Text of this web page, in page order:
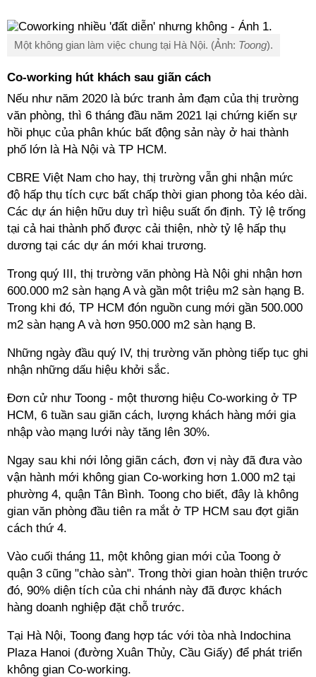
Một không gian làm việc chung tại Hà Nội. (Ảnh: Toong).
Co-working hút khách sau giãn cách
Nếu như năm 2020 là bức tranh ảm đạm của thị trường
văn phòng, thì 6 tháng đầu năm 2021 lại chứng kiến sự
hồi phục của phân khúc bất động sản này ở hai thành
phố lớn là Hà Nội và TP HCM.
CBRE Việt Nam cho hay, thị trường vẫn ghi nhận mức
độ hấp thụ tích cực bất chấp thời gian phong tỏa kéo dài.
Các dự án hiện hữu duy trì hiệu suất ổn định. Tỷ lệ trống
tại cả hai thành phố được cải thiện, nhờ tỷ lệ hấp thụ
dương tại các dự án mới khai trương.
Trong quý III, thị trường văn phòng Hà Nội ghi nhận hơn
600.000 m2 sàn hạng A và gần một triệu m2 sàn hạng B.
Trong khi đó, TP HCM đón nguồn cung mới gần 500.000
m2 sàn hạng A và hơn 950.000 m2 sàn hạng B.
Những ngày đầu quý IV, thị trường văn phòng tiếp tục ghi
nhận những dấu hiệu khởi sắc.
Đơn cử như Toong - một thương hiệu Co-working ở TP
HCM, 6 tuần sau giãn cách, lượng khách hàng mới gia
nhập vào mạng lưới này tăng lên 30%.
Ngay sau khi nới lỏng giãn cách, đơn vị này đã đưa vào
vận hành mới không gian Co-working hơn 1.000 m2 tại
phường 4, quận Tân Bình. Toong cho biết, đây là không
gian văn phòng đầu tiên ra mắt ở TP HCM sau đợt giãn
cách thứ 4.
Vào cuối tháng 11, một không gian mới của Toong ở
quận 3 cũng "chào sàn". Trong thời gian hoàn thiện trước
đó, 90% diện tích của chi nhánh này đã được khách
hàng doanh nghiệp đặt chỗ trước.
Tại Hà Nội, Toong đang hợp tác với tòa nhà Indochina
Plaza Hanoi (đường Xuân Thủy, Cầu Giấy) để phát triển
không gian Co-working.